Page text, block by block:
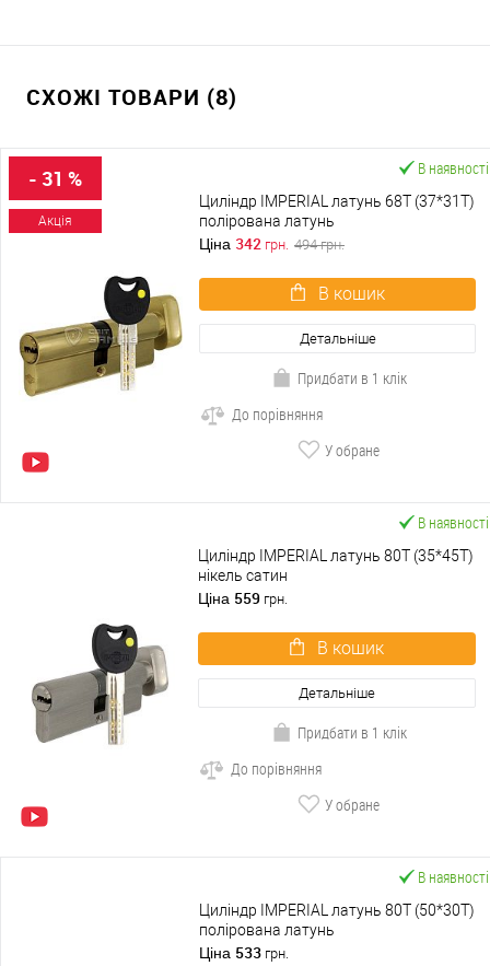
СХОЖІ ТОВАРИ (8)
- 31 %
Акція
В наявності
Циліндр IMPERIAL латунь 68T (37*31T)
полірована латунь
Ціна 342 грн. 494грн.
В кошик
Детальніше
Придбати в 1 клік
До порівняння
У обране
В наявності
Циліндр IMPERIAL латунь 80T (35*45T)
нікель сатин
Ціна 559 грн.
В кошик
Детальніше
Придбати в 1 клік
До порівняння
У обране
В наявності
Циліндр IMPERIAL латунь 80T (50*30T)
полірована латунь
Ціна 533 грн.